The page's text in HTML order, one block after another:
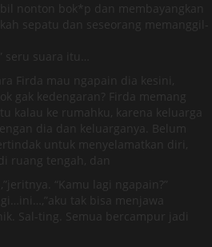
nonton bok*p dan membayangkan
sepatu dan seseorang memanggil-
seru suara itu…
Firda mau ngapain dia kesini,
gak kedengaran? Firda memang
kalau ke rumahku, karena keluarga
dia dan keluarganya. Belum
untuk menyelamatkan diri,
ruang tengah, dan
“Kamu lagi ngapain?”
tak bisa menjawa
Sal-ting. Semua bercampur jadi